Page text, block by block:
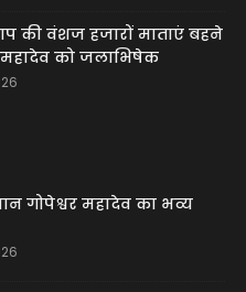
की वंशज हजारों माताएं बहने
को जलाभिषेक
गोपेश्वर महादेव का भव्य